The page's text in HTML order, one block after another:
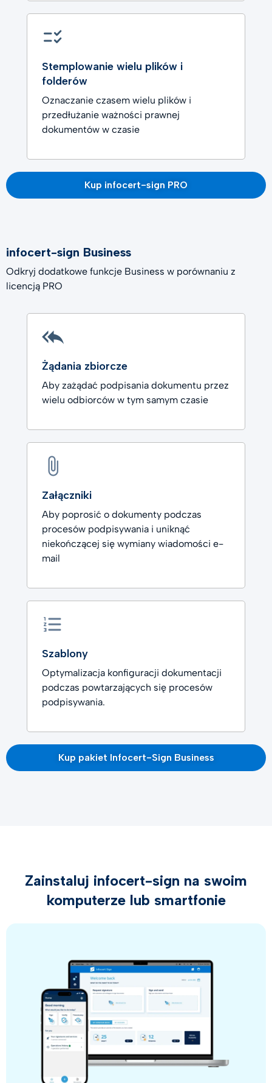
Stemplowanie wielu plików i
folderów
Oznaczanie czasem wielu plików i
przedłużanie ważności prawnej
dokumentów w czasie
Kup infocert-sign PRO
infocert-sign Business
Odkryj dodatkowe funkcje Business w porównaniu z
licencją PRO
Żądania zbiorcze
Aby zażądać podpisania dokumentu przez
wielu odbiorców w tym samym czasie
Załączniki
Aby poprosić o dokumenty podczas
procesów podpisywania i uniknąć
niekończącej się wymiany wiadomości e-
mail
Szablony
Optymalizacja konfiguracji dokumentacji
podczas powtarzających się procesów
podpisywania.
Kup pakiet Infocert-Sign Business
Zainstaluj infocert-sign na swoim
komputerze lub smartfonie